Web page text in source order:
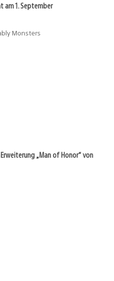
am 1. September
Monsters
„Man of Honor“ von